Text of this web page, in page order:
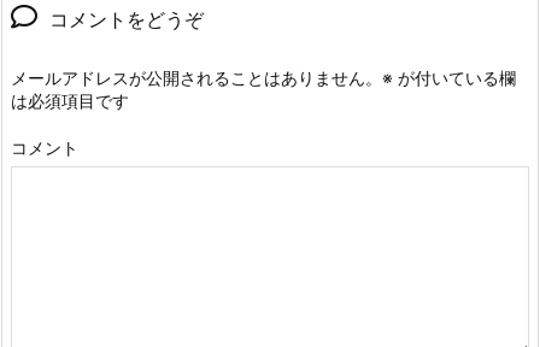
コメントをどうぞ
メールアドレスが公開されることはありません。 ※ が付いている欄
は必須項目です
コメント